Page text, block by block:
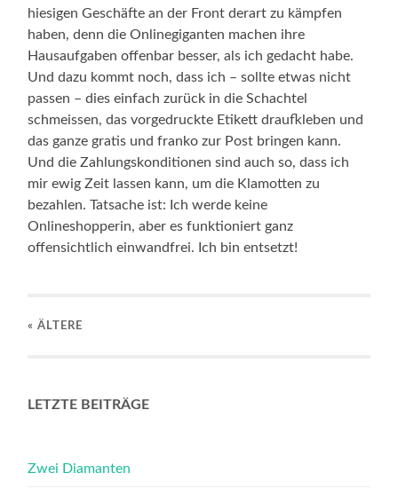
hiesigen Geschäfte an der Front derart zu kämpfen
haben, denn die Onlinegiganten machen ihre
Hausaufgaben offenbar besser, als ich gedacht habe.
Und dazu kommt noch, dass ich – sollte etwas nicht
passen – dies einfach zurück in die Schachtel
schmeissen, das vorgedruckte Etikett draufkleben und
das ganze gratis und franko zur Post bringen kann.
Und die Zahlungskonditionen sind auch so, dass ich
mir ewig Zeit lassen kann, um die Klamotten zu
bezahlen. Tatsache ist: Ich werde keine
Onlineshopperin, aber es funktioniert ganz
offensichtlich einwandfrei. Ich bin entsetzt!
« ÄLTERE
LETZTE BEITRÄGE
Zwei Diamanten